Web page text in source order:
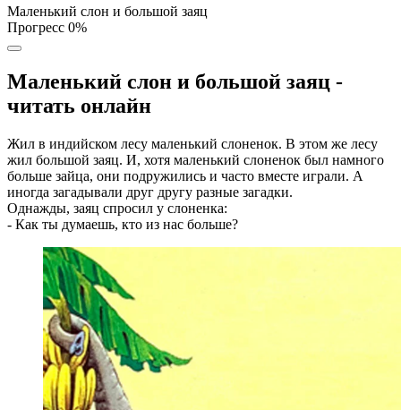
Маленький слон и большой заяц
Прогресс 0%
Маленький слон и большой заяц -
читать онлайн
Жил в индийском лесу маленький слоненок. В этом же лесу
жил большой заяц. И, хотя маленький слоненок был намного
больше зайца, они подружились и часто вместе играли. А
иногда загадывали друг другу разные загадки.
Однажды, заяц спросил у слоненка:
- Как ты думаешь, кто из нас больше?